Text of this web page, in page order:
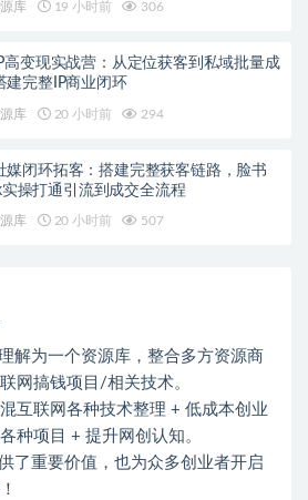
库 19 小时前 306
高变现实战营：从定位获客到私域批量成
建完整IP商业闭环
库 20 小时前 294
媒闭环拓客：搭建完整获客链路，脸书
实操打通引流到成交全流程
库 20 小时前 507
解为一个资源库，整合多方资源商
网搞钱项目/相关技术。
互联网各种技术整理 + 低成本创业
种项目 + 提升网创认知。
了重要价值，也为众多创业者开启